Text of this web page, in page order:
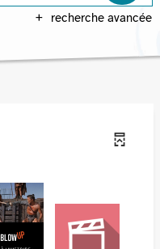
recherche avancée